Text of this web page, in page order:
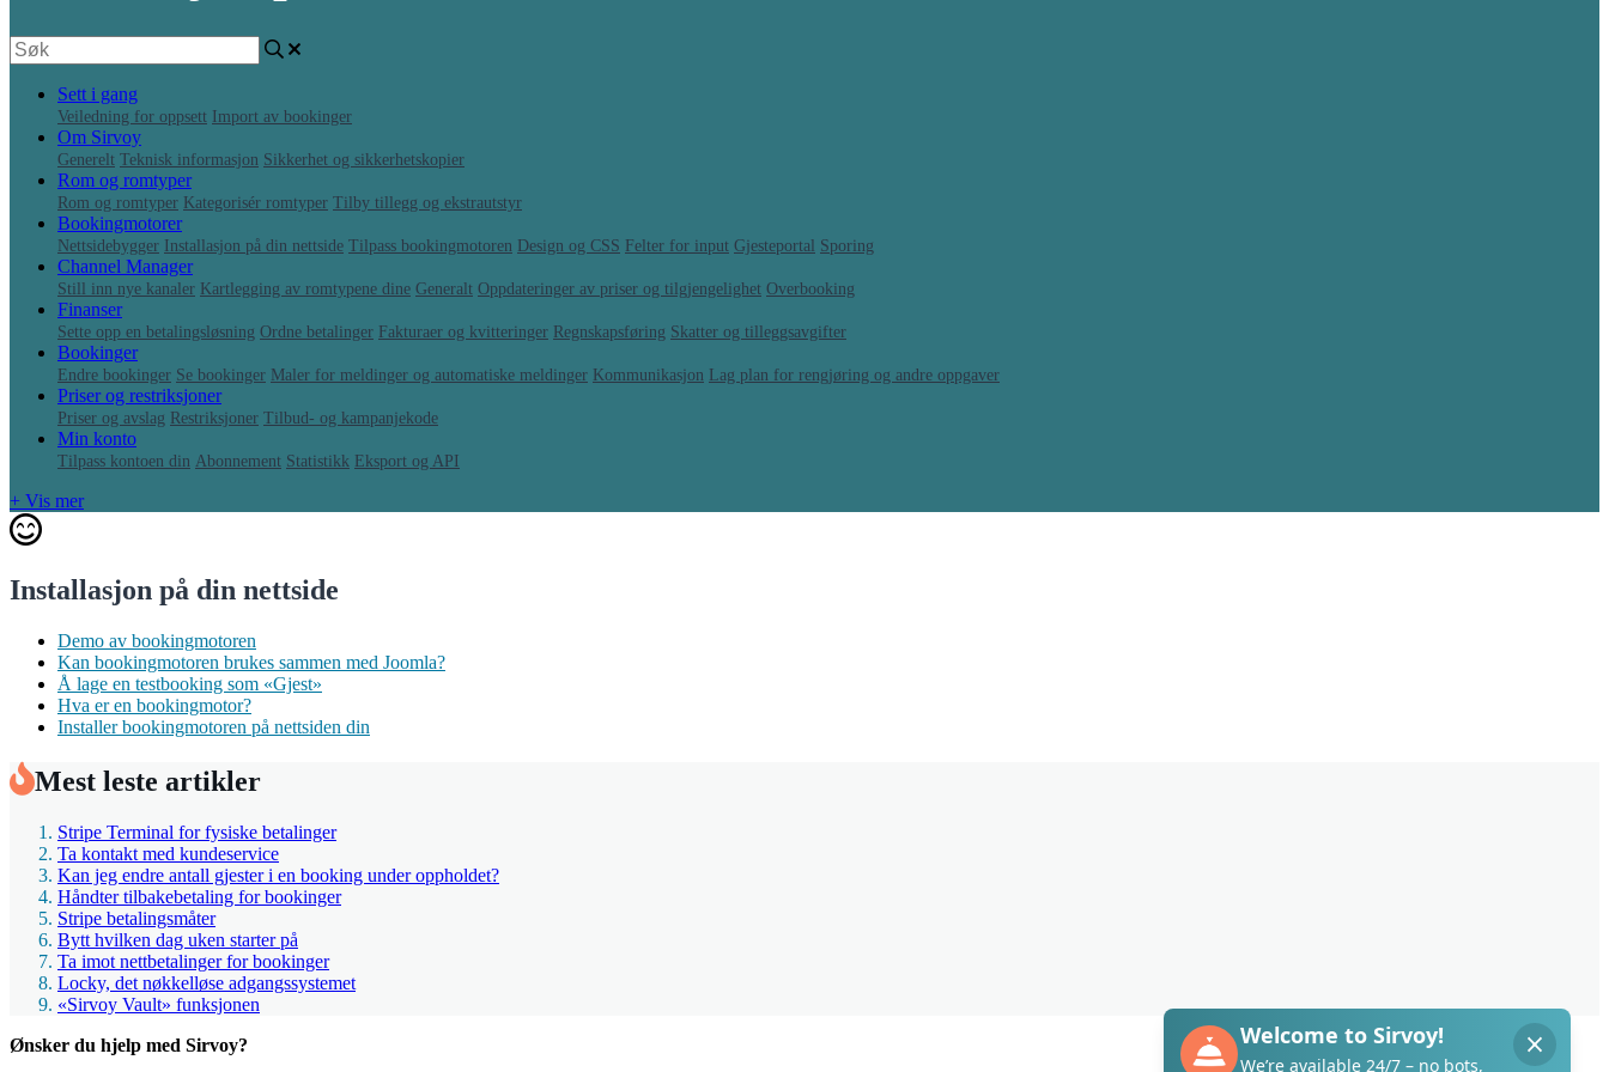
Sett i gang
Veiledning for oppsett Import av bookinger
Om Sirvoy
Generelt Teknisk informasjon Sikkerhet og sikkerhetskopier
Rom og romtyper
Rom og romtyper Kategorisér romtyper Tilby tillegg og ekstrautstyr
Bookingmotorer
Nettsidebygger Installasjon på din nettside Tilpass bookingmotoren Design og CSS Felter for input Gjesteportal Sporing
Channel Manager
Still inn nye kanaler Kartlegging av romtypene dine Generalt Oppdateringer av priser og tilgjengelighet Overbooking
Finanser
Sette opp en betalingsløsning Ordne betalinger Fakturaer og kvitteringer Regnskapsføring Skatter og tilleggsavgifter
Bookinger
Endre bookinger Se bookinger Maler for meldinger og automatiske meldinger Kommunikasjon Lag plan for rengjøring og andre oppgaver
Priser og restriksjoner
Priser og avslag Restriksjoner Tilbud- og kampanjekode
Min konto
Tilpass kontoen din Abonnement Statistikk Eksport og API
+ Vis mer
Installasjon på din nettside
Demo av bookingmotoren
Kan bookingmotoren brukes sammen med Joomla?
Å lage en testbooking som «Gjest»
Hva er en bookingmotor?
Installer bookingmotoren på nettsiden din
Mest leste artikler
Stripe Terminal for fysiske betalinger
Ta kontakt med kundeservice
Kan jeg endre antall gjester i en booking under oppholdet?
Håndter tilbakebetaling for bookinger
Stripe betalingsmåter
Bytt hvilken dag uken starter på
Ta imot nettbetalinger for bookinger
Locky, det nøkkelløse adgangssystemet
«Sirvoy Vault» funksjonen
Ønsker du hjelp med Sirvoy?